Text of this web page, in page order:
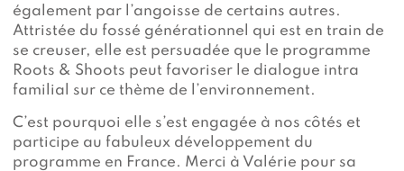
également par l’angoisse de certains autres.
Attristée du fossé générationnel qui est en train de
se creuser, elle est persuadée que le programme
Roots & Shoots peut favoriser le dialogue intra
familial sur ce thème de l’environnement.
C’est pourquoi elle s’est engagée à nos côtés et
participe au fabuleux développement du
programme en France. Merci à Valérie pour sa